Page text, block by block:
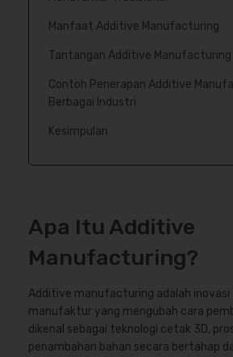
Manfaat Additive Manufacturing
Tantangan Additive Manufacturing
Contoh Penerapan Additive
Berbagai Industri
Kesimpulan
Apa Itu Additive
Manufacturing?
Additive manufacturing adalah inovasi
manufaktur yang mengubah cara
dikenal sebagai teknologi cetak 3D,
penambahan bahan secara bertahap